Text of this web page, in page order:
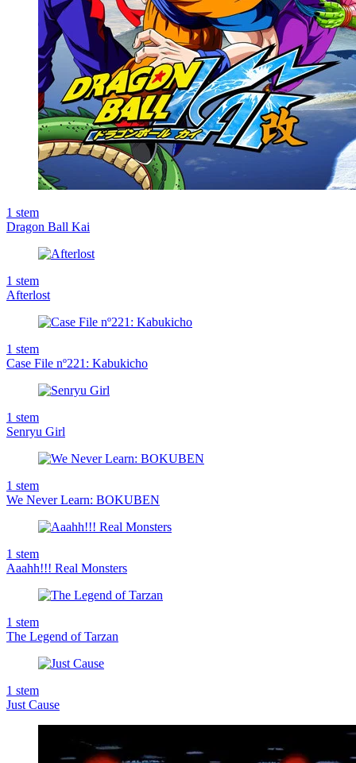
1 stem
Dragon Ball Kai
1 stem
Afterlost
1 stem
Case File nº221: Kabukicho
1 stem
Senryu Girl
1 stem
We Never Learn: BOKUBEN
1 stem
Aaahh!!! Real Monsters
1 stem
The Legend of Tarzan
1 stem
Just Cause